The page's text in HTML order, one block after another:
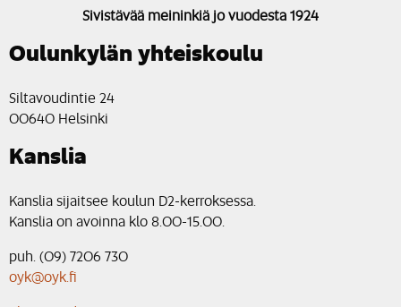
Sivistävää meininkiä jo vuodesta 1924
Oulunkylän yhteiskoulu
Siltavoudintie 24
00640 Helsinki
Kanslia
Kanslia sijaitsee koulun D2-kerroksessa.
Kanslia on avoinna klo 8.00-15.00.
puh. (09) 7206 730
oyk@oyk.fi